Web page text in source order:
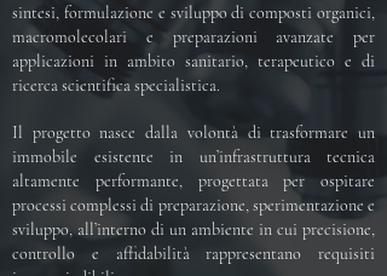
sintesi, formulazione e sviluppo di composti organici,
macromolecolari e preparazioni avanzate per
applicazioni in ambito sanitario, terapeutico e di
ricerca scientifica specialistica.
Il progetto nasce dalla volontà di trasformare un
immobile esistente in un’infrastruttura tecnica
altamente performante, progettata per ospitare
processi complessi di preparazione, sperimentazione e
sviluppo, all’interno di un ambiente in cui precisione,
controllo e affidabilità rappresentano requisiti